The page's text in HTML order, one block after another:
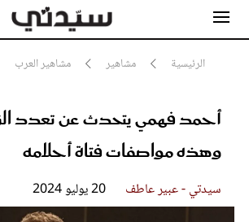
الرئيسية مشاهير مشاهير العرب
أحمد فهمي يتحدث عن تعدد
وهذه مواصفات فتاة أحلامه
سيدتي - عبير عاطف 20 يوليو 2024
مشاهير
جمال
سيدتي وطفلك
لايف ستايل